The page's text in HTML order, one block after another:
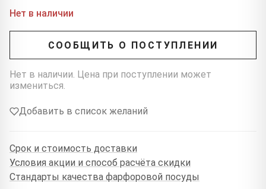
Нет в наличии
СООБЩИТЬ О ПОСТУПЛЕНИИ
Нет в наличии. Цена при поступлении может
измениться.
Добавить в список желаний
Срок и стоимость доставки
Условия акции и способ расчёта скидки
Стандарты качества фарфоровой посуды